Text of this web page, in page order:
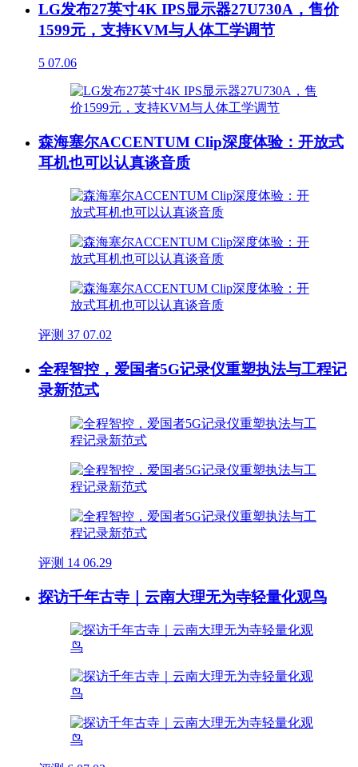
LG发布27英寸4K IPS显示器27U730A，售价
1599元，支持KVM与人体工学调节
5 07.06
森海塞尔ACCENTUM Clip深度体验：开放式
耳机也可以认真谈音质
评测 37 07.02
全程智控，爱国者5G记录仪重塑执法与工程记
录新范式
评测 14 06.29
探访千年古寺｜云南大理无为寺轻量化观鸟